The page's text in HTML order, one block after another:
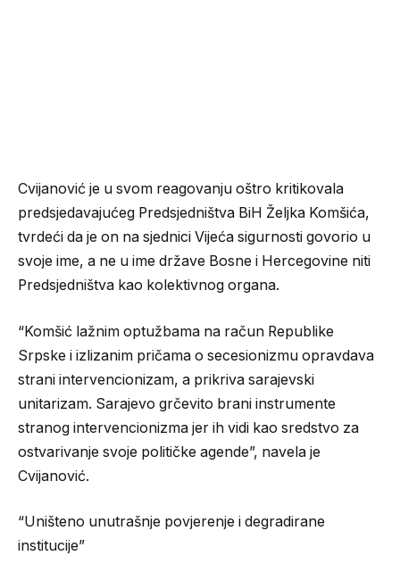
Cvijanović je u svom reagovanju oštro kritikovala
predsjedavajućeg Predsjedništva BiH Željka Komšića,
tvrdeći da je on na sjednici Vijeća sigurnosti govorio u
svoje ime, a ne u ime države Bosne i Hercegovine niti
Predsjedništva kao kolektivnog organa.
“Komšić lažnim optužbama na račun Republike
Srpske i izlizanim pričama o secesionizmu opravdava
strani intervencionizam, a prikriva sarajevski
unitarizam. Sarajevo grčevito brani instrumente
stranog intervencionizma jer ih vidi kao sredstvo za
ostvarivanje svoje političke agende”, navela je
Cvijanović.
“Uništeno unutrašnje povjerenje i degradirane
institucije”